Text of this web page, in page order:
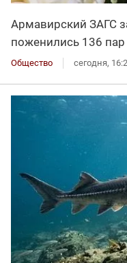
Армавирский ЗАГС
поженились 136 пар
Общество сегодня,